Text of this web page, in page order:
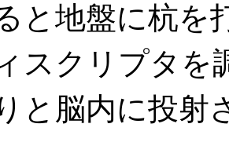
と地盤に杭を
スクリプタを
と脳内に投射